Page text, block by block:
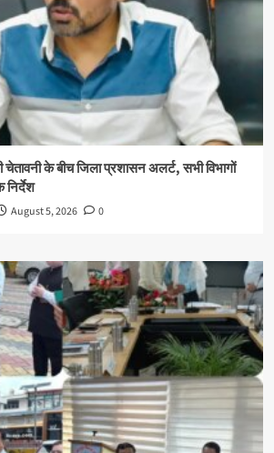
चेतावनी के बीच जिला प्रशासन अलर्ट, सभी विभागों
August 5, 2026 0